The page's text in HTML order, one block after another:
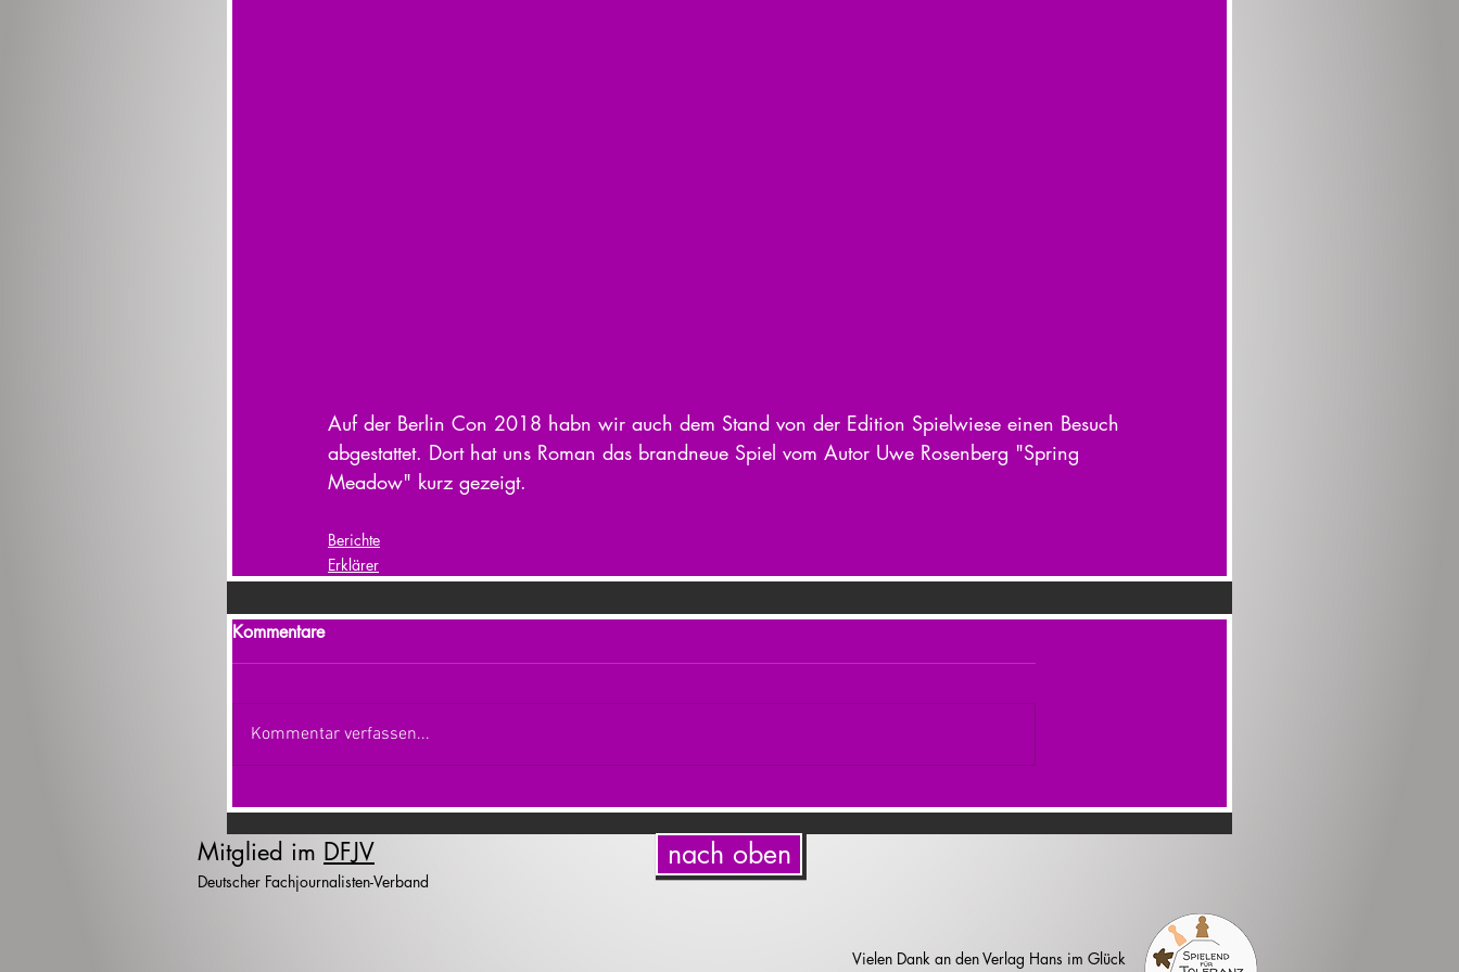
Auf der Berlin Con 2018 habn wir auch dem Stand von der Edition Spielwiese einen Besuch
abgestattet. Dort hat uns Roman das brandneue Spiel vom Autor Uwe Rosenberg "Spring
Meadow" kurz gezeigt.
Berichte
Erklärer
Kommentare
Kommentar verfassen...
Mitglied im DFJV
Deutscher Fachjournalisten-Verband
nach oben
Vielen Dank an den Verlag Hans im Glück